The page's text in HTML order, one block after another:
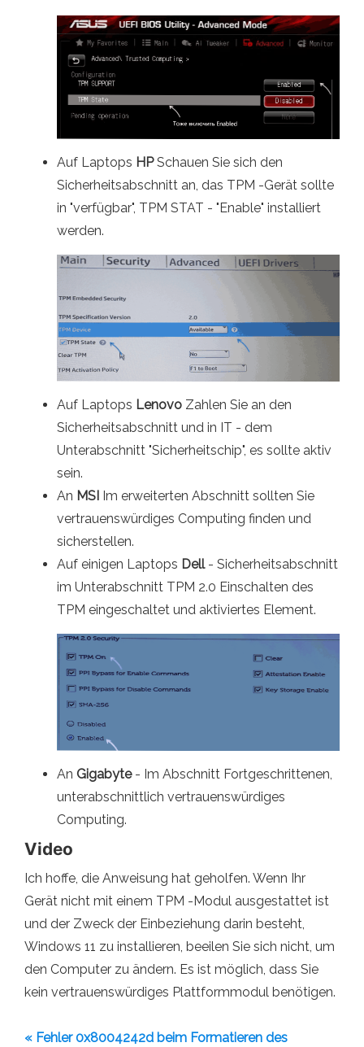
Auf Laptops HPSchauen Sie sich den
Sicherheitsabschnitt an, das TPM -Gerät sollte
in "verfügbar", TPM STAT - "Enable" installiert
werden.
Auf Laptops Lenovo Zahlen Sie an den
Sicherheitsabschnitt und in IT - dem
Unterabschnitt "Sicherheitschip", es sollte aktiv
sein.
An MSI Im erweiterten Abschnitt sollten Sie
vertrauenswürdiges Computing finden und
sicherstellen.
Auf einigen Laptops Dell- Sicherheitsabschnitt
im Unterabschnitt TPM 2.0 Einschalten des
TPM eingeschaltet und aktiviertes Element.
An Gigabyte- Im Abschnitt Fortgeschrittenen,
unterabschnittlich vertrauenswürdiges
Computing.
Video
Ich hoffe, die Anweisung hat geholfen. Wenn Ihr
Gerät nicht mit einem TPM -Modul ausgestattet ist
und der Zweck der Einbeziehung darin besteht,
Windows 11 zu installieren, beeilen Sie sich nicht, um
den Computer zu ändern. Es ist möglich, dass Sie
kein vertrauenswürdiges Plattformmodul benötigen.
« Fehler 0x8004242d beim Formatieren des